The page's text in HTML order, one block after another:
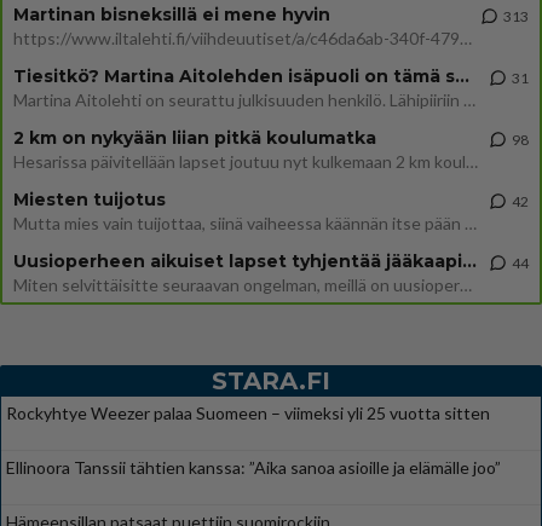
Martinan bisneksillä ei mene hyvin
https://www.iltalehti.fi/viihdeuutiset/a/c46da6ab-340f-4790-aaa7-0865eed2336 Yrityksen konkurssihakemus on tullut kärä
313
Tiesitkö? Martina Aitolehden isäpuoli on tämä suosittu laulaja
Martina Aitolehti on seurattu julkisuuden henkilö. Lähipiiriin mahtuu muitakin tunnettuja henkilöitä. Tiesitkö, että Ma
31
2 km on nykyään liian pitkä koulumatka
Hesarissa päivitellään lapset joutuu nyt kulkemaan 2 km kouluun jösses. Ruostefillarilla tuo matka menee vaikka miten äk
98
Miesten tuijotus
Mutta mies vain tuijottaa, siinä vaiheessa käännän itse pään pois. Mikä juttu? Yleensä jos joku tuijottaa tai katsoo, hä
42
Uusioperheen aikuiset lapset tyhjentää jääkaapin käydessään
Miten selvittäisitte seuraavan ongelman, meillä on uusioperhe, minulla teini-ikäiset lapset ja puolisolla aikuiset, jotk
44
STARA.FI
Rockyhtye Weezer palaa Suomeen – viimeksi yli 25 vuotta sitten
Ellinoora Tanssii tähtien kanssa: ”Aika sanoa asioille ja elämälle joo”
Hämeensillan patsaat puettiin suomirockiin